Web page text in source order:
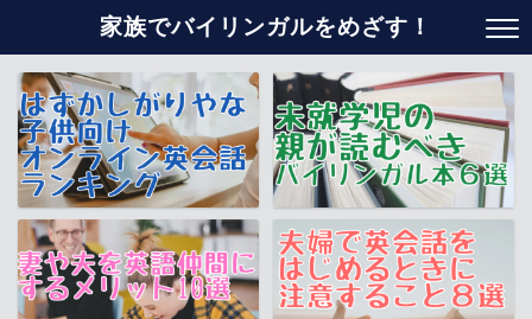
家族でバイリンガルをめざす！